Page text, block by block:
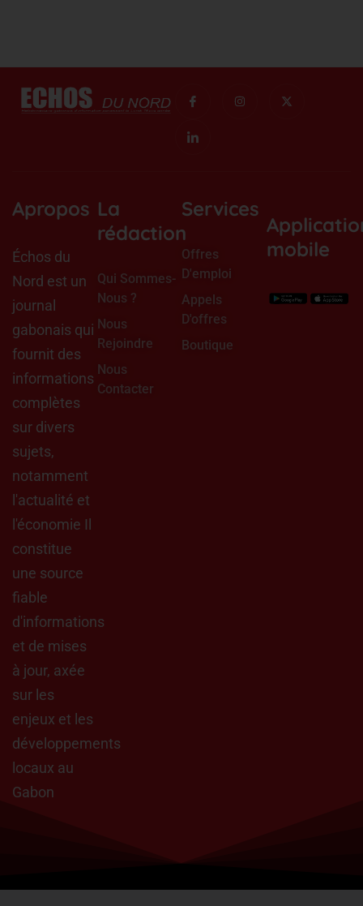
c
o
-
f
o
o
n
s
-
t
c
o
-
l
d
i
Apropos
Échos du
Nord est un
journal
gabonais qui
fournit des
informations
complètes
sur divers
sujets,
notamment
l'actualité et
l'économie Il
constitue
une source
fiable
d'informations
et de mises
à jour, axée
sur les
enjeux et les
développements
locaux au
Gabon
La
rédaction
Qui Sommes-
Nous ?
Nous
Rejoindre
Nous
Contacter
Services
Offres
D'emploi
Appels
D'offres
Boutique
mobile